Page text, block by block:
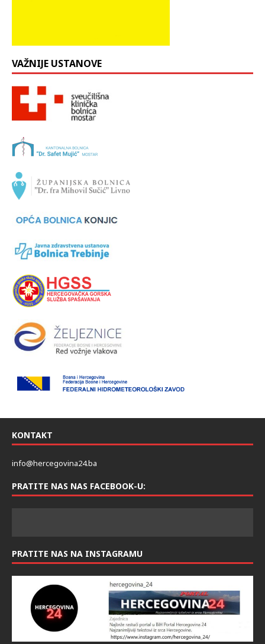
VAŽNIJE USTANOVE
KONTAKT
info@hercegovina24.ba
PRATITE NAS NAS FACEBOOK-U:
PRATITE NAS NA INSTAGRAMU